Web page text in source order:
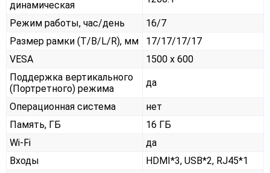
динамическая
Режим работы, час/день
16/7
Размер рамки (T/B/L/R), мм
17/17/17/17
VESA
1500 x 600
Поддержка вертикального
(Портретного) режима
да
Операционная система
нет
Память, ГБ
16 ГБ
Wi-Fi
да
Входы
HDMI*3, USB*2, RJ45*1